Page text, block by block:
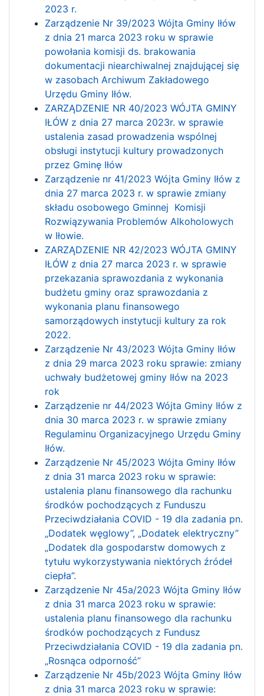
2023 r.
Zarządzenie Nr 39/2023 Wójta Gminy Iłów
z dnia 21 marca 2023 roku w sprawie
powołania komisji ds. brakowania
dokumentacji niearchiwalnej znajdującej się
w zasobach Archiwum Zakładowego
Urzędu Gminy Iłów.
ZARZĄDZENIE NR 40/2023 WÓJTA GMINY
IŁÓW z dnia 27 marca 2023r. w sprawie
ustalenia zasad prowadzenia wspólnej
obsługi instytucji kultury prowadzonych
przez Gminę Iłów
Zarządzenie nr 41/2023 Wójta Gminy Iłów z
dnia 27 marca 2023 r. w sprawie zmiany
składu osobowego Gminnej Komisji
Rozwiązywania Problemów Alkoholowych
w Iłowie.
ZARZĄDZENIE NR 42/2023 WÓJTA GMINY
IŁÓW z dnia 27 marca 2023 r. w sprawie
przekazania sprawozdania z wykonania
budżetu gminy oraz sprawozdania z
wykonania planu finansowego
samorządowych instytucji kultury za rok
2022.
Zarządzenie Nr 43/2023 Wójta Gminy Iłów
z dnia 29 marca 2023 roku sprawie: zmiany
uchwały budżetowej gminy Iłów na 2023
rok
Zarządzenie nr 44/2023 Wójta Gminy Iłów z
dnia 30 marca 2023 r. w sprawie zmiany
Regulaminu Organizacyjnego Urzędu Gminy
Iłów.
Zarządzenie Nr 45/2023 Wójta Gminy Iłów
z dnia 31 marca 2023 roku w sprawie:
ustalenia planu finansowego dla rachunku
środków pochodzących z Funduszu
Przeciwdziałania COVID - 19 dla zadania pn.
„Dodatek węglowy’’, „Dodatek elektryczny”
„Dodatek dla gospodarstw domowych z
tytułu wykorzystywania niektórych źródeł
ciepła”.
Zarządzenie Nr 45a/2023 Wójta Gminy Iłów
z dnia 31 marca 2023 roku w sprawie:
ustalenia planu finansowego dla rachunku
środków pochodzących z Fundusz
Przeciwdziałania COVID - 19 dla zadania pn.
„Rosnąca odporność”
Zarządzenie Nr 45b/2023 Wójta Gminy Iłów
z dnia 31 marca 2023 roku w sprawie: